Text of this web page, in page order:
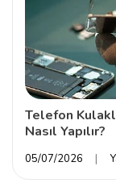
Telefon
Nasıl Yapılır?
05/07/2026